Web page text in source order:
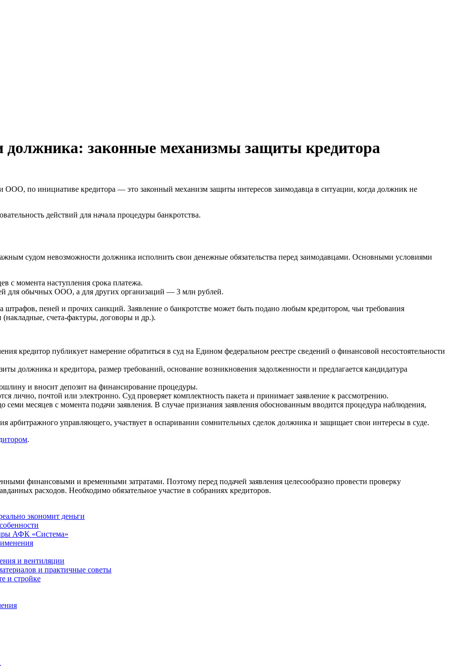
должника: законные механизмы защиты кредитора
ООО, по инициативе кредитора — это законный механизм защиты интересов заимодавца в ситуации, когда должник не
действий для начала процедуры банкротства.
судом невозможности должника исполнить свои денежные обязательства перед заимодавцами. Основными условиями
с момента наступления срока платежа.
для обычных ООО, а для других организаций — 3 млн рублей.
штрафов, пеней и прочих санкций. Заявление о банкротстве может быть подано любым кредитором, чьи требования
счета-фактуры, договоры и др.).
кредитор публикует намерение обратиться в суд на Едином федеральном реестре сведений о финансовой несостоятельности
должника и кредитора, размер требований, основание возникновения задолженности и предлагается кандидатура
и вносит депозит на финансирование процедуры.
лично, почтой или электронно. Суд проверяет комплектность пакета и принимает заявление к рассмотрению.
семи месяцев с момента подачи заявления. В случае признания заявления обоснованным вводится процедура наблюдения,
арбитражного управляющего, участвует в оспаривании сомнительных сделок должника и защищает свои интересы в суде.
.
финансовыми и временными затратами. Поэтому перед подачей заявления целесообразно провести проверку
расходов. Необходимо обязательное участие в собраниях кредиторов.
экономит деньги
АФК «Система»
и вентиляции
и практичные советы
и стройке